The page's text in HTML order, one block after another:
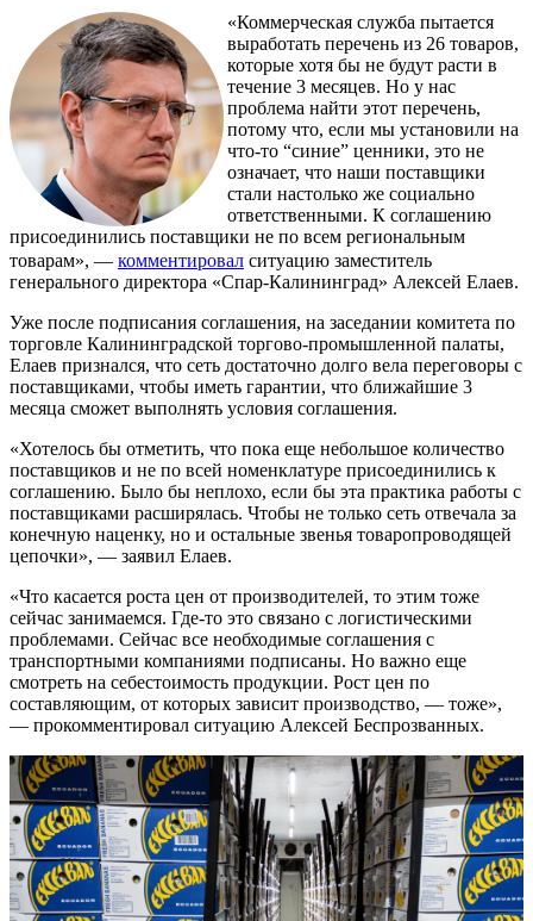
«Коммерческая служба пытается
выработать перечень из 26 товаров,
которые хотя бы не будут расти в
течение 3 месяцев. Но у нас
проблема найти этот перечень,
потому что, если мы установили на
что-то “синие” ценники, это не
означает, что наши поставщики
стали настолько же социально
ответственными. К соглашению
присоединились поставщики не по всем региональным
товарам», — комментировал ситуацию заместитель
генерального директора «Спар-Калининград» Алексей Елаев.
Уже после подписания соглашения, на заседании комитета по
торговле Калининградской торгово-промышленной палаты,
Елаев признался, что сеть достаточно долго вела переговоры с
поставщиками, чтобы иметь гарантии, что ближайшие 3
месяца сможет выполнять условия соглашения.
«Хотелось бы отметить, что пока еще небольшое количество
поставщиков и не по всей номенклатуре присоединились к
соглашению. Было бы неплохо, если бы эта практика работы с
поставщиками расширялась. Чтобы не только сеть отвечала за
конечную наценку, но и остальные звенья товаропроводящей
цепочки», — заявил Елаев.
«Что касается роста цен от производителей, то этим тоже
сейчас занимаемся. Где-то это связано с логистическими
проблемами. Сейчас все необходимые соглашения с
транспортными компаниями подписаны. Но важно еще
смотреть на себестоимость продукции. Рост цен по
составляющим, от которых зависит производство, — тоже»,
— прокомментировал ситуацию Алексей Беспрозванных.